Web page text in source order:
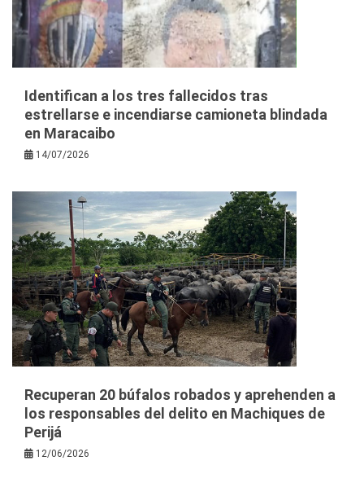
Identifican a los tres fallecidos tras
estrellarse e incendiarse camioneta blindada
en Maracaibo
14/07/2026
Recuperan 20 búfalos robados y aprehenden a
los responsables del delito en Machiques de
Perijá
12/06/2026